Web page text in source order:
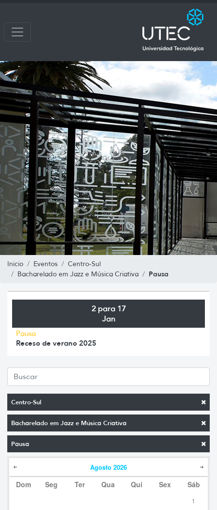
Inicio Eventos
Centro-Sul
Bacharelado em Jazz e Música Criativa
Pausa
Centro-Sul
Bacharelado em Jazz e Música Criativa
Pausa
Agosto 2026
Dom Seg Ter Qua Qui Sex Sáb
1
2 para 17
Jan
Pausa
Receso de verano 2025